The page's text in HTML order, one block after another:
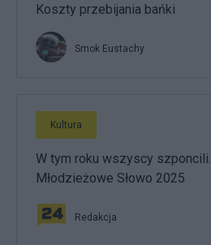
Koszty przebijania bańki
Smok Eustachy
Kultura
W tym roku wszyscy
Młodzieżowe Słowo 2025
Redakcja